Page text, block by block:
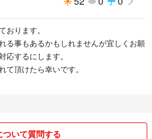
おります。
る事もあるかもしれませんが宜しくお願
応するにします。
頂けたら幸いです。
ついて質問する